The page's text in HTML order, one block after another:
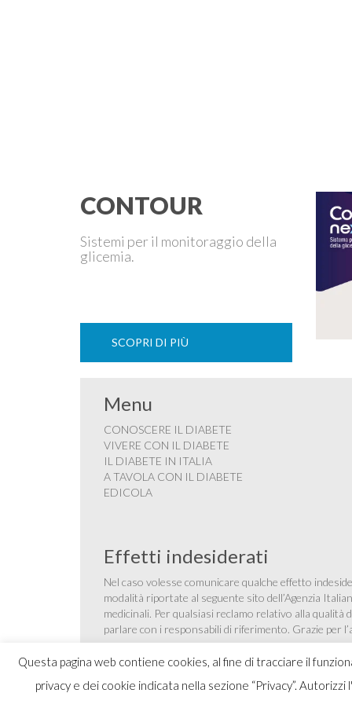
CONTOUR
Sistemi per il monitoraggio della
glicemia.
SCOPRI DI PIÙ
Questa pagina web contiene cookies, al fine di tracciare il
privacy e dei cookie indicata nella sezione “Privacy”.
Menu
CONOSCERE IL DIABETE
VIVERE CON IL DIABETE
IL DIABETE IN ITALIA
A TAVOLA CON IL DIABETE
EDICOLA
Effetti indesiderati
Nel caso volesse comunicare qualche effetto
modalità riportate al seguente sito dell’Agenzia
medicinali. Per qualsiasi reclamo relativo alla
parlare con i responsabili di riferimento. Grazie per